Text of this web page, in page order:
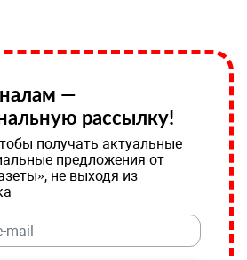
—
рассылку!
получать актуальные
предложения от
не выходя из